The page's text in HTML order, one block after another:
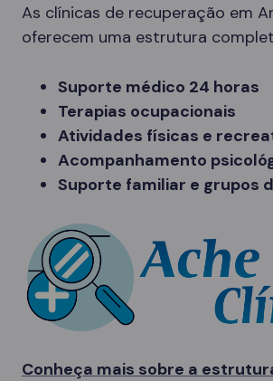
As clínicas de recuperação em
oferecem uma estrutura
Suporte médico 24 horas
Terapias ocupacionais
Atividades físicas e
Acompanhamento
Suporte familiar e grupos
Conheça mais sobre a